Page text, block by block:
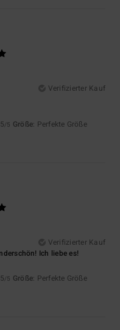
Verifizierter Kauf
/5 Größe: Perfekte Größe
Verifizierter Kauf
Ich liebe es!
/5 Größe: Perfekte Größe